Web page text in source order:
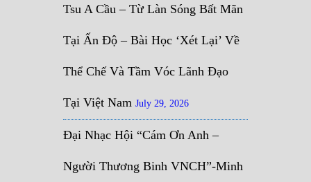
Tsu A Cầu – Từ Làn Sóng Bất Mãn
Tại Ấn Độ – Bài Học ‘Xét Lại’ Về
Thể Chế Và Tầm Vóc Lãnh Đạo
Tại Việt Nam July 29, 2026
Đại Nhạc Hội “Cám Ơn Anh –
Người Thương Binh VNCH”-Minh